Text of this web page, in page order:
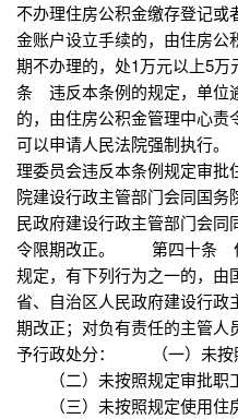
不办理住房公积金缴存登记或
金账户设立手续的，由住房
期不办理的，处1万元以上
条 违反本条例的规定，单位
的，由住房公积金管理中心责
可以申请人民法院强制执
理委员会违反本条例规定审
院建设行政主管部门会同国务
民政府建设行政主管部门会
令限期改正。 第四十条 住
规定，有下列行为之一的，
省、自治区人民政府建设行政
期改正；对负有责任的主管
予行政处分： （一）未按照
（二）未按照规定审批职
（三）未按照规定使用